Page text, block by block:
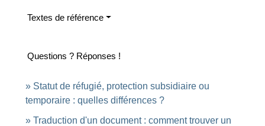
Textes de référence
Questions ? Réponses !
Statut de réfugié, protection subsidiaire ou
temporaire : quelles différences ?
Traduction d'un document : comment trouver un